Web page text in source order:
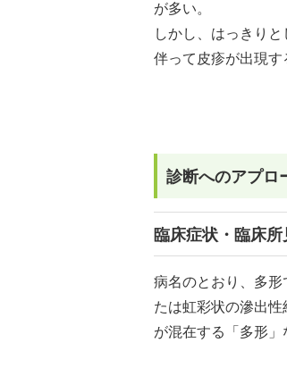
が多い。
しかし、はっきり
伴って皮疹が出現す
診断へのアプロ
臨床症状・臨床所
病名のとおり、多
たは虹彩状の滲出性
が混在する「多形